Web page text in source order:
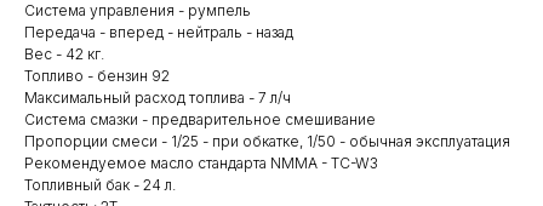
Система управления - румпель
Передача - вперед - нейтраль - назад
Вес - 42 кг.
Топливо - бензин 92
Максимальный расход топлива - 7 л/ч
Система смазки - предварительное смешивание
Пропорции смеси - 1/25 - при обкатке, 1/50 - обычная эксплуатация
Рекомендуемое масло стандарта NMMA - TC-W3
Топливный бак - 24 л.